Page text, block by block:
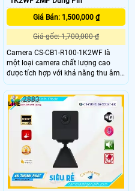
Giá Bán: 1,500,000 ₫
Giá gốc: 1,700,000 ₫
Camera CS-CB1-R100-1K2WF là
một loại camera chất lượng cao
được tích hợp với khả năng thu âm.
Camera này còn được trang bị hồng
ngoại SMD, giúp hình ảnh rõ ràng
hơn ở bất kỳ vị trí nào mà nó được
lắp đặt. Ngoài ra, với công nghệ xử
lý hình ảnh H.265+/H
2883